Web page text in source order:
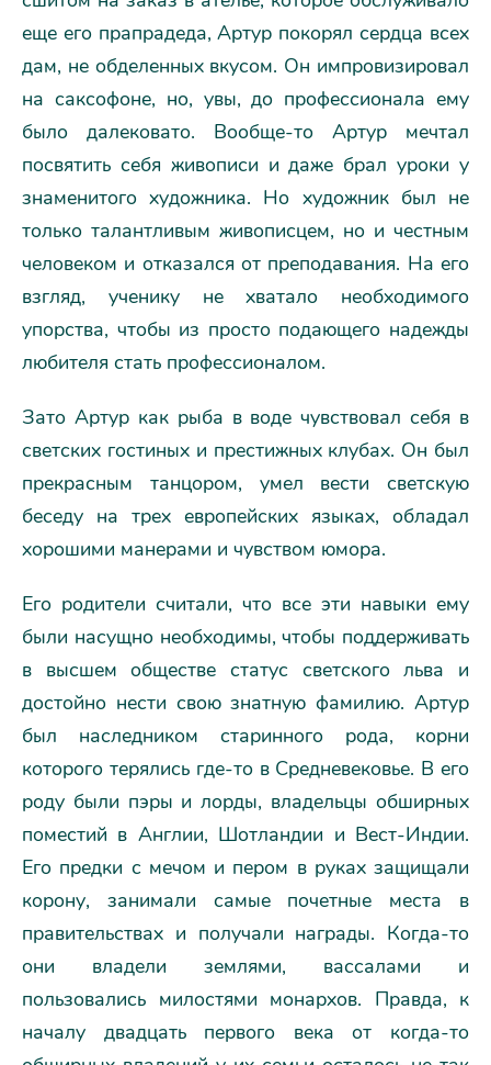
еще его прапрадеда, Артур покорял сердца всех
дам, не обделенных вкусом. Он импровизировал
на саксофоне, но, увы, до профессионала ему
было далековато. Вообще-то Артур мечтал
посвятить себя живописи и даже брал уроки у
знаменитого художника. Но художник был не
только талантливым живописцем, но и честным
человеком и отказался от преподавания. На его
взгляд, ученику не хватало необходимого
упорства, чтобы из просто подающего надежды
любителя стать профессионалом.
Зато Артур как рыба в воде чувствовал себя в
светских гостиных и престижных клубах. Он был
прекрасным танцором, умел вести светскую
беседу на трех европейских языках, обладал
хорошими манерами и чувством юмора.
Его родители считали, что все эти навыки ему
были насущно необходимы, чтобы поддерживать
в высшем обществе статус светского льва и
достойно нести свою знатную фамилию. Артур
был наследником старинного рода, корни
которого терялись где-то в Средневековье. В его
роду были пэры и лорды, владельцы обширных
поместий в Англии, Шотландии и Вест-Индии.
Его предки с мечом и пером в руках защищали
корону, занимали самые почетные места в
правительствах и получали награды. Когда-то
они владели землями, вассалами и
пользовались милостями монархов. Правда, к
началу двадцать первого века от когда-то